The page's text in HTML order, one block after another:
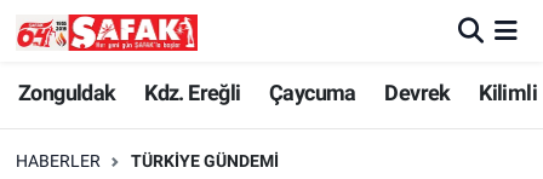
Zonguldak Kdz. Ereğli Çaycuma Devrek Kilimli
HABERLER TÜRKIYE GÜNDEMI
Zonguldak
Kdz. Ereğli
Zonguldak Nöbetçi Eczaneler
Zonguldak Hava Durumu